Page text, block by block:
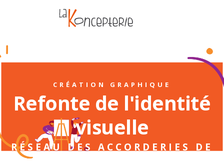
CRÉATION GRAPHIQUE
Refonte de l'identité
visuelle
RÉSEAU DES ACCORDERIES DE